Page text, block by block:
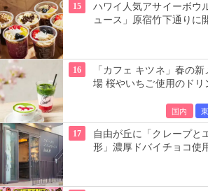
15
ハワイ人気アサイーボウ
ュース」原宿竹下通りに
16
「カフェ キツネ」春の
場 桜やいちご使用のドリ
国内
17
自由が丘に「クレープと
形」濃厚ドバイチョコ使